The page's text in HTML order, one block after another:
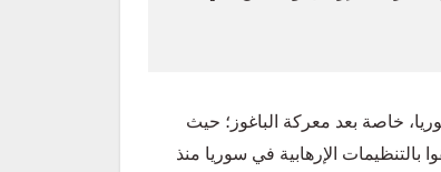
خاصة بعد معركة الباغوز؛ حيث
التحقوا بالتنظيمات الإرهابية في سوريا منذ